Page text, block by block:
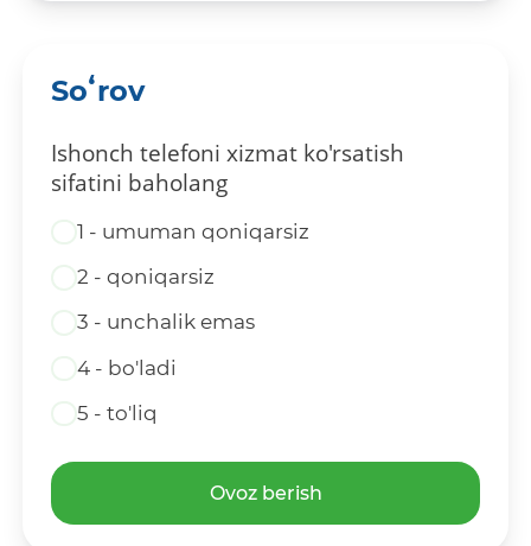
Soʻrov
Ishonch telefoni xizmat ko'rsatish
sifatini baholang
1 - umuman qoniqarsiz
2 - qoniqarsiz
3 - unchalik emas
4 - bo'ladi
5 - to'liq
Ovoz berish